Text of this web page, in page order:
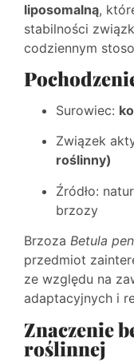
liposomalną,
stabilności
codziennym
Surowiec:
Związek
roślinny)
Źródło:
brzozy
Brzoza Betula
przedmiot
ze względu na
adaptacyjnych i
Znaczenie
roślinnej